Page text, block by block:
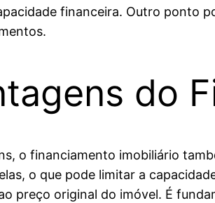
financeira. Outro ponto
do
o financiamento imobiliário
o que pode limitar a
preço original do imóvel. É